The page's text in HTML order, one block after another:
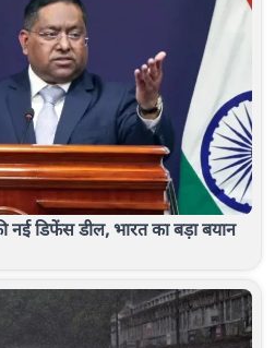
नई डिफेंस डील, भारत का बड़ा बयान